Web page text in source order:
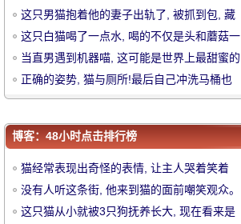
华
一整天, 原来.....。
这只男猫抱着他的妻子出轨了, 被抓到包, 藏
在角落里.....。
这只白猫喝了一点水, 喝的不仅是头和蘑菇一
样, 连脸都变形了, 也.....。
当直男遇到机器喵, 这可能是世界上最甜蜜的
骗局!
正确的姿势, 猫与厕所!最后自己冲洗马桶也
一整天, 原来.....。
这只男猫抱着他的妻子出轨了, 被抓到包, 藏
在角落里.....。
这只白猫喝了一点水, 喝的不仅是头和蘑菇一
样, 连脸都变形了, 也.....。
当直男遇到机器喵, 这可能是世界上最甜蜜的
骗局!
正确的姿势, 猫与厕所!最后自己冲洗马桶也
是真正的流批..。
博客：48小时点击排行榜
猫经常表现出奇怪的表情, 让主人哭着笑着
没有人听这条街, 他来到猫的面前嘲笑观众。
这只猫从小就被3只狗抚养长大, 现在看来是